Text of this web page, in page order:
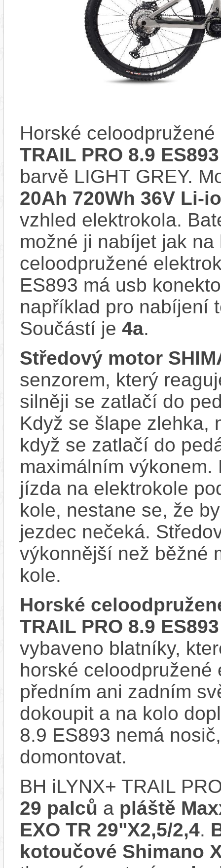
Horské
TRAIL PRO 8.9
barvě LIGHT GREY.
20Ah 720Wh 36V Li-
vzhled elektrokola.
možné ji nabíjet jak
celoodpružené
ES893 má usb
například pro nabíjení
Součástí je 4a.
Středový motor
senzorem, který
silněji se zatlačí do
Když se šlape zlehka,
když se zatlačí do
maximálním
jízda na elektrokole
kole, nestane se, že
jezdec nečeká.
výkonnější než běžné
kole.
Horské
TRAIL PRO 8.9
vybaveno blatníky,
horské
předním ani zadním
dokoupit a na kolo
8.9 ES893 nemá
domontovat.
BH iLYNX+ TRAIL
29 palců a pláště
EXO TR 29"X2,5/2,4.
kotoučové Shimano